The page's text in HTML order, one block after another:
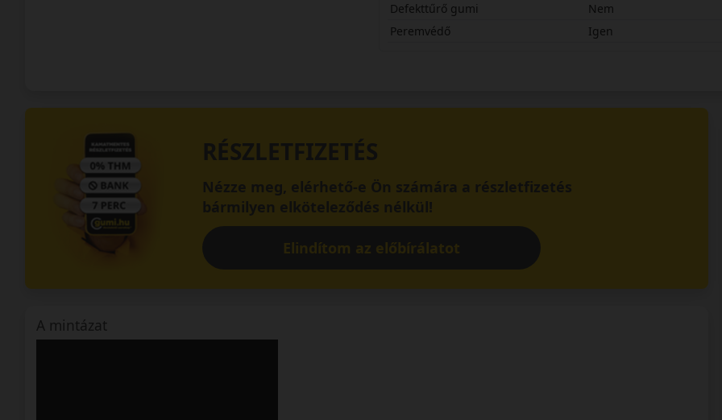
Defekttűrő gumi
Nem
Peremvédő
Igen
RÉSZLETFIZETÉS
Nézze meg, elérhető-e Ön számára a részletfizetés
bármilyen elköteleződés nélkül!
Elindítom az előbírálatot
A mintázat